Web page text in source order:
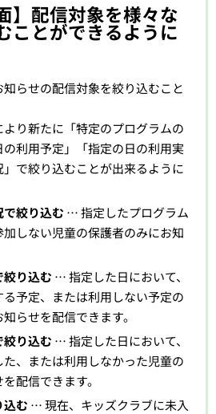
】配信対象を様々な
ことができるように
らせの配信対象を絞り込むこと
り新たに「特定のプログラムの
利用予定」「指定の日の利用実
で絞り込むことが出来るように
絞り込む … 指定したプログラム
しない児童の保護者のみにお知
り込む … 指定した日において、
予定、または利用しない予定の
らせを配信できます。
り込む … 指定した日において、
、または利用しなかった児童の
配信できます。
込む … 現在、キッズクラブに未入